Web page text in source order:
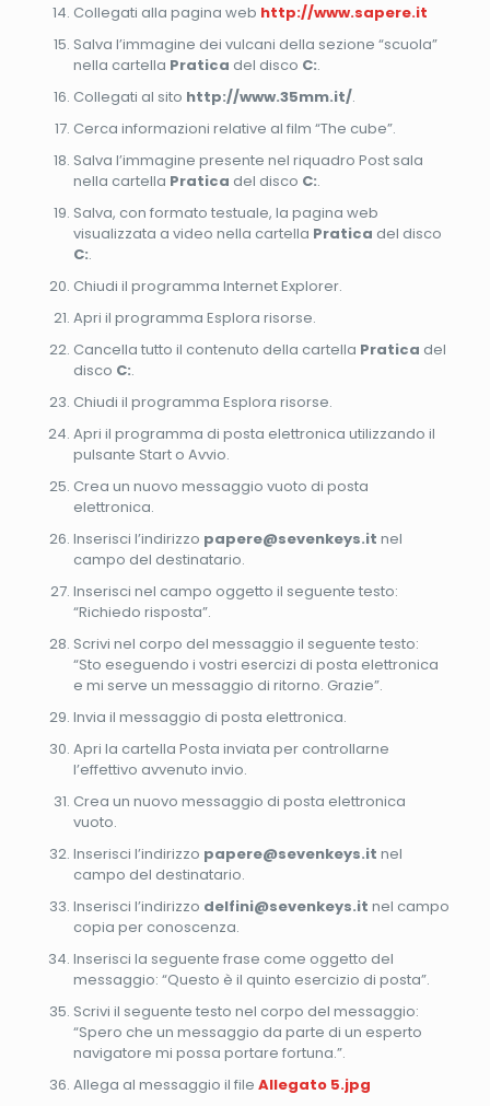
Collegati alla pagina web http://www.sapere.it
Salva l’immagine dei vulcani della sezione “scuola”
nella cartella Pratica del disco C:.
Collegati al sito http://www.35mm.it/.
Cerca informazioni relative al film “The cube”.
Salva l’immagine presente nel riquadro Post sala
nella cartella Pratica del disco C:.
Salva, con formato testuale, la pagina web
visualizzata a video nella cartella Pratica del disco
C:.
Chiudi il programma Internet Explorer.
Apri il programma Esplora risorse.
Cancella tutto il contenuto della cartella Pratica del
disco C:.
Chiudi il programma Esplora risorse.
Apri il programma di posta elettronica utilizzando il
pulsante Start o Avvio.
Crea un nuovo messaggio vuoto di posta
elettronica.
Inserisci l’indirizzo papere@sevenkeys.it nel
campo del destinatario.
Inserisci nel campo oggetto il seguente testo:
“Richiedo risposta”.
Scrivi nel corpo del messaggio il seguente testo:
“Sto eseguendo i vostri esercizi di posta elettronica
e mi serve un messaggio di ritorno. Grazie”.
Invia il messaggio di posta elettronica.
Apri la cartella Posta inviata per controllarne
l’effettivo avvenuto invio.
Crea un nuovo messaggio di posta elettronica
vuoto.
Inserisci l’indirizzo papere@sevenkeys.it nel
campo del destinatario.
Inserisci l’indirizzo delfini@sevenkeys.it nel campo
copia per conoscenza.
Inserisci la seguente frase come oggetto del
messaggio: “Questo è il quinto esercizio di posta”.
Scrivi il seguente testo nel corpo del messaggio:
“Spero che un messaggio da parte di un esperto
navigatore mi possa portare fortuna.”.
Allega al messaggio il file Allegato 5.jpg